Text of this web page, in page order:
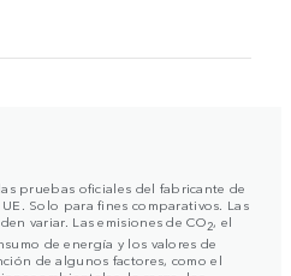
pruebas oficiales del fabricante de
Solo para fines comparativos. Las
variar. Las emisiones de CO2, el
de energía y los valores de
de algunos factores, como el